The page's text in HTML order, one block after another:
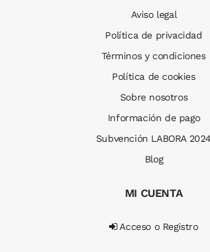
Aviso legal
Política de privacidad
Términos y condiciones
Política de cookies
Sobre nosotros
Información de pago
Subvención LABORA 2024
Blog
MI CUENTA
Acceso o Registro